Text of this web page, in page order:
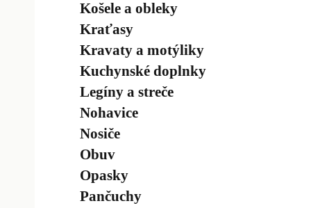
Košele a obleky
Kraťasy
Kravaty a motýliky
Kuchynské doplnky
Legíny a streče
Nohavice
Nosiče
Obuv
Opasky
Pančuchy